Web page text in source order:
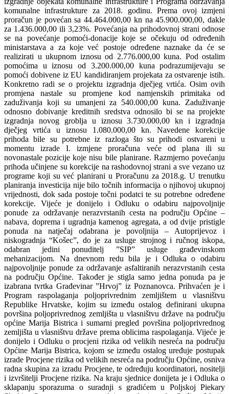
komunalne infrastrukture za 2018. godinu. Prema ovoj izmjeni
proračun je povećan sa 44.464.000,00 kn na 45.900.000,00, dakle
za 1.436.000,00 ili 3,23%. Povećanja na prihodovnoj strani odnose
se na povećanje pomoći-donacije koje se očekuju od određenih
ministarstava a za koje već postoje određene naznake da će se
realizirati u ukupnom iznosu od 2.776.000,00 kuna. Pod ostalim
pomoćima u iznosu od 3.200.000,00 kuna podrazumijevaju se
pomoći dobivene iz EU kandidiranjem projekata za ostvarenje istih.
Konkretno radi se o projektu izgradnja dječjeg vrtića. Osim ovih
promjena nastale su promjene kod namjenskih primitaka od
zaduživanja koji su umanjeni za 540.000,00 kuna. Zaduživanje
odnosno dobivanje kreditnih sredstva odnosilo bi se na projekte
izgradnja novog groblja u iznosu 3.730.000,00 kn i izgradnja
dječjeg vrtića u iznosu 1.080.000,00 kn. Navedene korekcije
prihoda bile su potrebne iz razloga što su prihodi ostvareni u
momentu izrade I. izmjene proračuna veće od plana ili su
novonastale pozicije koje nisu bile planirane. Razmjerno povećanju
prihoda učinjene su korekcije na rashodovnoj strani a sve vezano uz
programe koji su već planirani u Proračunu za 2018.g. U trenutku
planiranja investicija nije bilo točnih informacija o njihovoj ukupnoj
vrijednosti, dok sada postoje točni podatci te su potrebne određene
korekcije. Vijeće je donijelo i Odluku o odabiru najpovoljnije
ponude za održavanje nerazvrstanih cesta na području Općine –
nabava, doprema i ugradnja kamenog agregata, a od dvije pristigle
ponuda na natječaj odabrana je povoljnija – Autoprijevoz i
niskogradnja “Košec”, do je za usluge strojnog i ručnog iskopa,
odabran jedini ponuditelj ”SIP” usluge građevinskom
mehanizacijom. Na dnevnom redu bila je i Odluka o odabiru
najpovoljnije ponude za održavanje asfaltiranih nerazvrstanih cesta
na području Općine. Također je stigla samo jedna ponuda pa je
izabrana tvrtka Građevinar ”Hrvoj” iz Poznanovca. Prihvaćen je i
Program raspolaganja poljoprivrednim zemljištem u vlasništvu
Republike Hrvatske, kojim su između ostalog definirani ukupna
površina poljoprivrednog zemljišta u vlasništvu države na području
općine Marija Bistrica i sumarni pregled površina poljoprivrednog
zemljišta u vlasništvu države prema oblicima raspolaganja. Vijeće je
donijelo i Odluku o procjeni rizika od velikih nesreća na području
Općine Marija Bistrica, kojom se između ostalog uređuje postupak
izrade Procjene rizika od velikih nesreća na području Općine, osniva
radna skupina za izradu Procjene, te određuju koordinatori, nositelji
i izvršitelji Procjene rizika. Na kraju sjednice donijeta je i Odluka o
sklapanju sporazuma o suradnji s gradićem u Poljskoj Piekary